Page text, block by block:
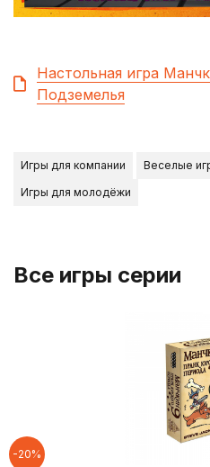
Настольная игра
Подземелья
Игры для компании Веселые
Игры для молодёжи
Все игры серии
-20%